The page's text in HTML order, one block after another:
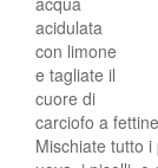
acidulata
con limone
e tagliate il
cuore di
carciofo a
Mischiate tutto i